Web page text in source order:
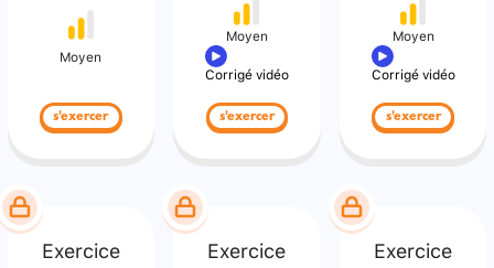
Moyen
s'exercer
Moyen
Corrigé vidéo
s'exercer
Moyen
Corrigé vidéo
s'exercer
Exercice Exercice Exercice